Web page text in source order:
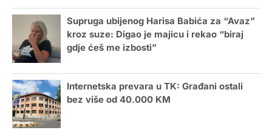
Supruga ubijenog Harisa Babića za “Avaz”
kroz suze: Digao je majicu i rekao “biraj
gdje ćeš me izbosti”
Internetska prevara u TK: Građani ostali
bez više od 40.000 KM